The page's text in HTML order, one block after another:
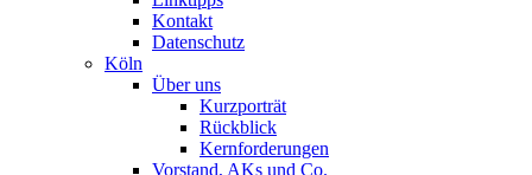
Kontakt
Datenschutz
Köln
Über uns
Kurzporträt
Rückblick
Kernforderungen
Vorstand, AKs und Co.